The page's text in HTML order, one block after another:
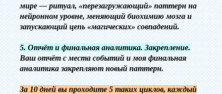
мире — ритуал, «перезагружающий» паттерн на
нейронном уровне, меняющий биохимию мозга и
запускающий цепь «магических» совпадений.
‎5. Отчёт и финальная аналитика. Закрепление.
Ваш отчёт с места событий и моя финальная
аналитика закрепляют новый паттерн.
‎За 10 дней вы проходите 5 таких циклов, каждый